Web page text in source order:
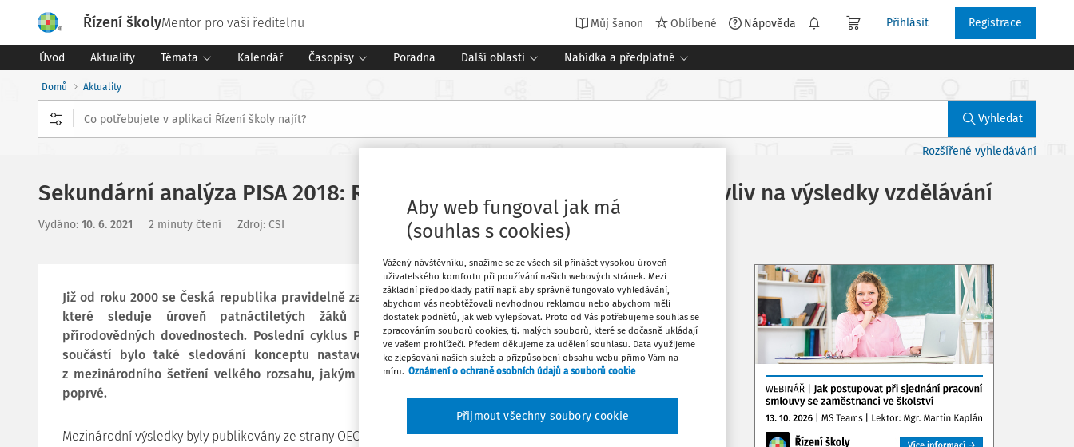
Řízení školyMentor pro vaši ředitelnu Můj šanon Oblíbené Nápověda Přihlásit Registrace
Úvod Aktuality Témata Kalendář Časopisy Poradna Další oblasti Nabídka a předplatné
Domů Aktuality
Vyhledat
Rozšířené vyhledávání
Sekundární analýza PISA 2018: Růstové nastavení mysli žáků a jeho vliv na výsledky vzdělávání
Vydáno: 10. 6. 2021 2 minuty čtení Zdroj: CSI
Již od roku 2000 se Česká republika pravidelně zapojuje do mezinárodního šetření PISA,
které sleduje úroveň patnáctiletých žáků ve čtenářských, matematických a
přírodovědných dovednostech. Poslední cyklus PISA byl realizován v roce 2018 a jeho
součástí bylo také sledování konceptu nastavení mysli žáků, který byl na datech
z mezinárodního šetření velkého rozsahu, jakým je PISA, podrobněji analyzován vůbec
poprvé.
Mezinárodní výsledky byly publikovány ze strany OECD na jaře 2021 ve zprávě s názvem Sky´s
Oblíbené
Stáhnout
Aby web fungoval jak má
(souhlas s cookies)
Vážený návštěvníku, snažíme se ze všech sil přinášet vysokou úroveň
uživatelského komfortu při používání našich webových stránek. Mezi
základní předpoklady patří např. aby správně fungovalo vyhledávání,
abychom vás neobtěžovali nevhodnou reklamou nebo abychom měli
dostatek podnětů, jak web vylepšovat. Proto od Vás potřebujeme souhlas se
zpracováním souborů cookies, tj. malých souborů, které se dočasně ukládají
ve vašem prohlížeči. Předem děkujeme za udělení souhlasu. Data využijeme
ke zlepšování našich služeb a přizpůsobení obsahu webu přímo Vám na
míru. Oznámení o ochraně osobních údajů a souborů cookie
Přijmout všechny soubory cookie